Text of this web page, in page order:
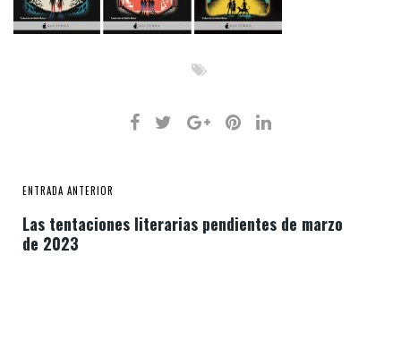
ENTRADA ANTERIOR
Las tentaciones literarias pendientes de marzo
de 2023